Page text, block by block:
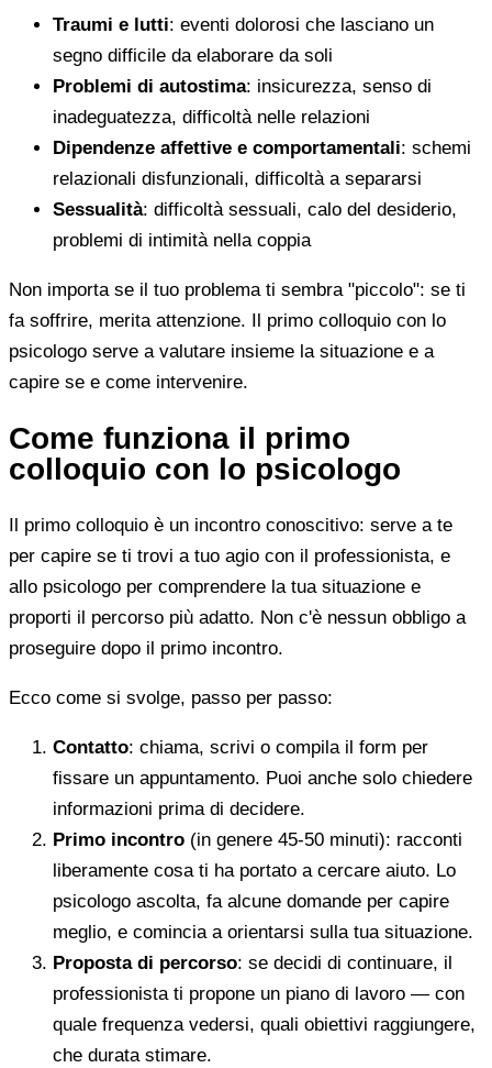
Traumi e lutti: eventi dolorosi che lasciano un
segno difficile da elaborare da soli
Problemi di autostima: insicurezza, senso di
inadeguatezza, difficoltà nelle relazioni
Dipendenze affettive e comportamentali: schemi
relazionali disfunzionali, difficoltà a separarsi
Sessualità: difficoltà sessuali, calo del desiderio,
problemi di intimità nella coppia
Non importa se il tuo problema ti sembra "piccolo": se ti
fa soffrire, merita attenzione. Il primo colloquio con lo
psicologo serve a valutare insieme la situazione e a
capire se e come intervenire.
Come funziona il primo
colloquio con lo psicologo
Il primo colloquio è un incontro conoscitivo: serve a te
per capire se ti trovi a tuo agio con il professionista, e
allo psicologo per comprendere la tua situazione e
proporti il percorso più adatto. Non c'è nessun obbligo a
proseguire dopo il primo incontro.
Ecco come si svolge, passo per passo:
Contatto: chiama, scrivi o compila il form per
fissare un appuntamento. Puoi anche solo chiedere
informazioni prima di decidere.
Primo incontro (in genere 45-50 minuti): racconti
liberamente cosa ti ha portato a cercare aiuto. Lo
psicologo ascolta, fa alcune domande per capire
meglio, e comincia a orientarsi sulla tua situazione.
Proposta di percorso: se decidi di continuare, il
professionista ti propone un piano di lavoro — con
quale frequenza vedersi, quali obiettivi raggiungere,
che durata stimare.